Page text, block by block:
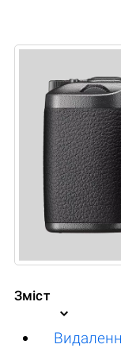
Зміст